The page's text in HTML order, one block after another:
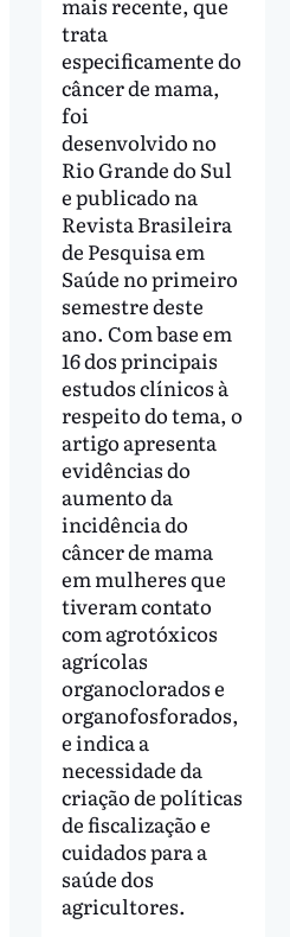
trata
especificamente do
câncer de mama,
foi
desenvolvido no
Rio Grande do Sul
e publicado na
Revista Brasileira
de Pesquisa em
Saúde no primeiro
semestre deste
ano. Com base em
16 dos principais
estudos clínicos à
respeito do tema, o
artigo apresenta
evidências do
aumento da
incidência do
câncer de mama
em mulheres que
tiveram contato
com agrotóxicos
agrícolas
organoclorados e
organofosforados,
e indica a
necessidade da
criação de políticas
de fiscalização e
cuidados para a
saúde dos
agricultores.